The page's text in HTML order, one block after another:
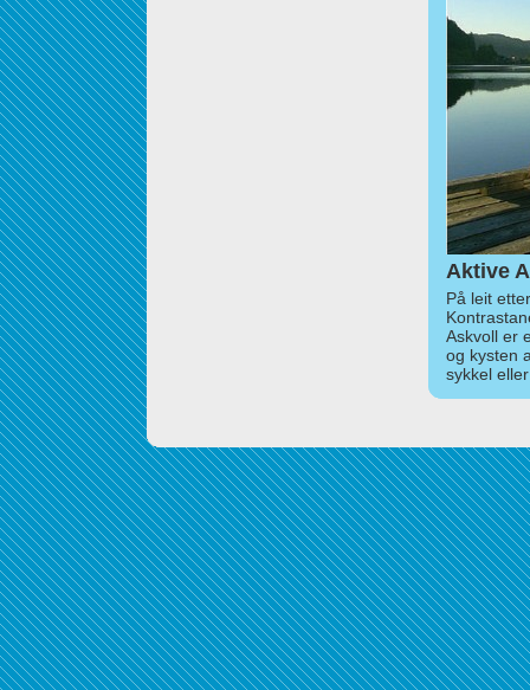
Aktive
På leit
Askvoll er
og kysten
sykkel